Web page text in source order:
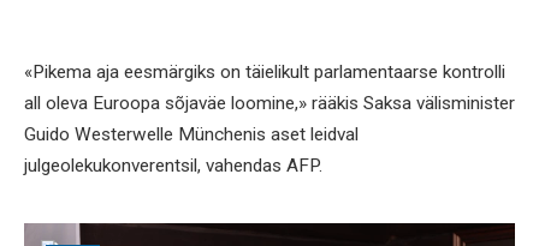
«Pikema aja eesmärgiks on täielikult parlamentaarse kontrolli
all oleva Euroopa sõjaväe loomine,» rääkis Saksa välisminister
Guido Westerwelle Münchenis aset leidval
julgeolekukonverentsil, vahendas AFP.